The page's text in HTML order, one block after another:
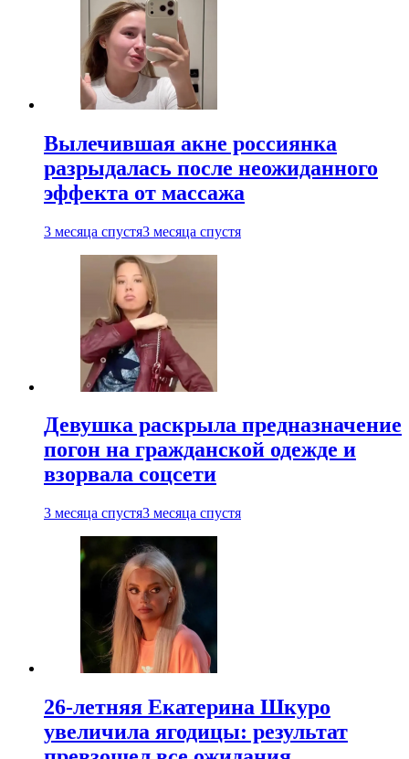
Вылечившая акне россиянка
разрыдалась после неожиданного
эффекта от массажа
3 месяца спустя3 месяца спустя
Девушка раскрыла предназначение
погон на гражданской одежде и
взорвала соцсети
3 месяца спустя3 месяца спустя
26-летняя Екатерина Шкуро
увеличила ягодицы: результат